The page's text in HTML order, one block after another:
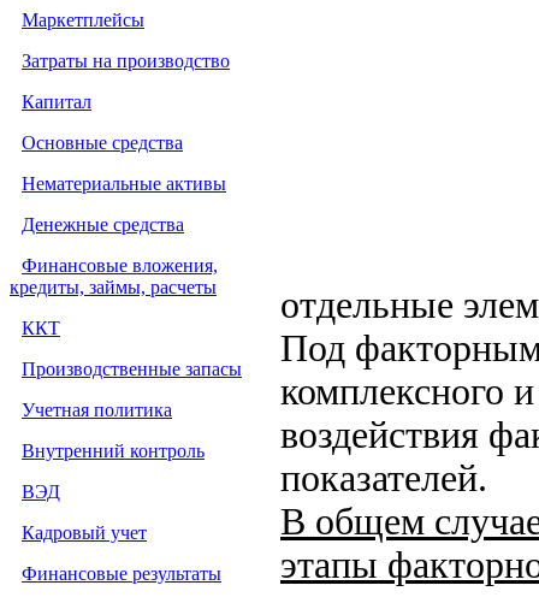
Маркетплейсы
Затраты на производство
Капитал
Основные средства
Нематериальные активы
Денежные средства
Финансовые вложения,
кредиты, займы, расчеты
ККТ
Производственные запасы
Учетная политика
Внутренний контроль
ВЭД
Кадровый учет
Финансовые результаты
отдельные
Под
комплексного
воздействия
показателей.
В общем
этапы